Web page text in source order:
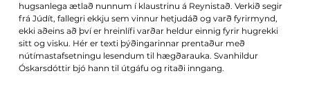
hugsanlega ætlað nunnum í klaustrinu á Reynistað. Verkið segir
frá Júdít, fallegri ekkju sem vinnur hetjudáð og varð fyrirmynd,
ekki aðeins að því er hreinlífi varðar heldur einnig fyrir hugrekki
sitt og visku. Hér er texti þýðingarinnar prentaður með
nútímastafsetningu lesendum til hægðarauka. Svanhildur
Óskarsdóttir bjó hann til útgáfu og ritaði inngang.